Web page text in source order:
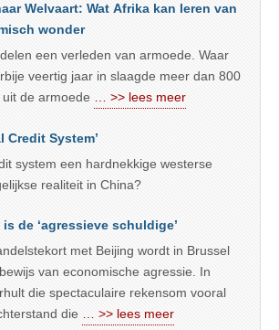
Welvaart: Wat Afrika kan leren van
wonder
een verleden van armoede. Waar
veertig jaar in slaagde meer dan 800
de armoede
… >> lees meer
Credit System’
system een hardnekkige westerse
realiteit in China?
de ‘agressieve schuldige’
met Beijing wordt in Brussel
van economische agressie. In
die spectaculaire rekensom vooral
die
… >> lees meer